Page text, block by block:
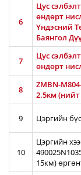
6
Цус
өндөрт
Үндэсний
Баянгол
7
Цус
өндөрт
8
ZMBN-
2.5км
9 Цэргийн
10
Цэргийн
15км)